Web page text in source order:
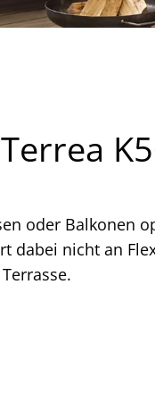
oder Balkonen
dabei nicht an